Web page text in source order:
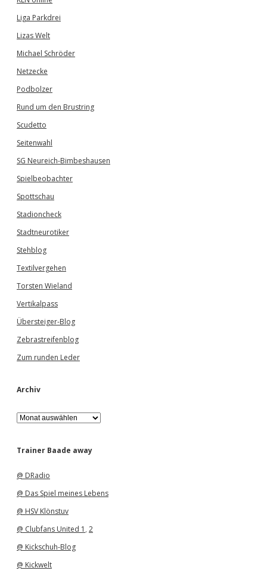
Liga Parkdrei
Lizas Welt
Michael Schröder
Netzecke
Podbolzer
Rund um den Brustring
Scudetto
Seitenwahl
SG Neureich-Bimbeshausen
Spielbeobachter
Spottschau
Stadioncheck
Stadtneurotiker
Stehblog
Textilvergehen
Torsten Wieland
Vertikalpass
Übersteiger-Blog
Zebrastreifenblog
Zum runden Leder
Archiv
A
r
h
Trainer Baade away
@ DRadio
@ Das Spiel meines Lebens
@ HSV Klönstuv
@ Clubfans United 1 , 2
@ Kickschuh-Blog
@ Kickwelt